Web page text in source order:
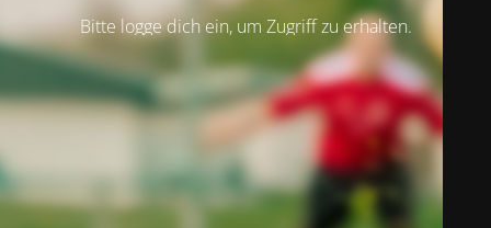
Bitte logge dich ein, um Zugriff zu erhalten.